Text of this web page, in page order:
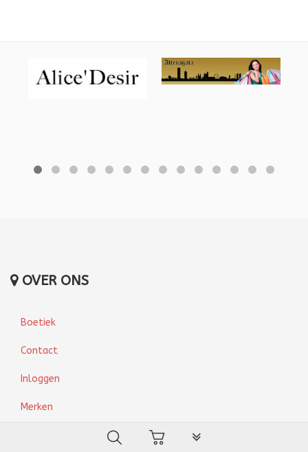
OVER ONS
Boetiek
Contact
Inloggen
Merken